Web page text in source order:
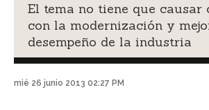
El tema no tiene que causar
con la modernización y
desempeño de la industria
mié 26 junio 2013 02:27 PM